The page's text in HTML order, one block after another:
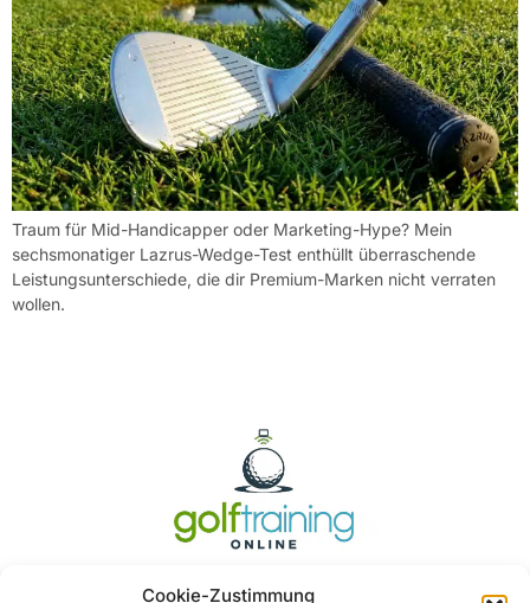
Cookie-Zustimmung
Traum für Mid-Handicapper oder Marketing-Hype? Mein
sechsmonatiger Lazrus-Wedge-Test enthüllt überraschende
Leistungsunterschiede, die dir Premium-Marken nicht verraten
wollen.